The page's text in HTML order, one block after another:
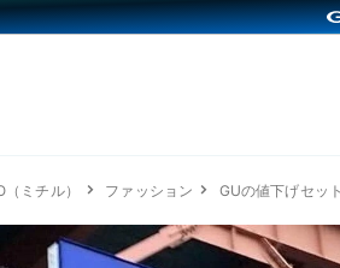
ミチル） ファッション GUの値下げセッ